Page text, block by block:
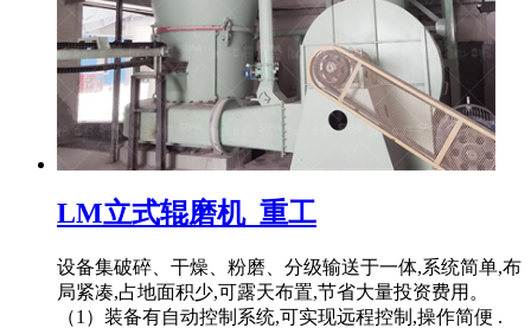
LM立式辊磨机_重工
设备集破碎、干燥、粉磨、分级输送于一体,系统简单,布
局紧凑,占地面积少,可露天布置,节省大量投资费用。
（1）装备有自动控制系统,可实现远程控制,操作简便 .